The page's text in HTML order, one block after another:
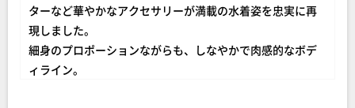
ターなど華やかなアクセサリーが満載の水着姿を忠実に再
現しました。
細身のプロポーションながらも、しなやかで肉感的なボデ
ィライン。